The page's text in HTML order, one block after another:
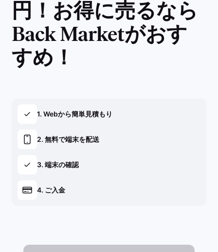
円！お得に売るなら
Back Marketがおす
すめ！
1. Webから簡単見積もり
2. 無料で端末を配送
3. 端末の確認
4. ご入金